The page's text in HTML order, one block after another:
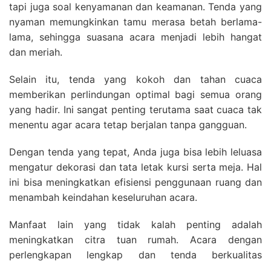
tapi juga soal kenyamanan dan keamanan. Tenda yang
nyaman memungkinkan tamu merasa betah berlama-
lama, sehingga suasana acara menjadi lebih hangat
dan meriah.
Selain itu, tenda yang kokoh dan tahan cuaca
memberikan perlindungan optimal bagi semua orang
yang hadir. Ini sangat penting terutama saat cuaca tak
menentu agar acara tetap berjalan tanpa gangguan.
Dengan tenda yang tepat, Anda juga bisa lebih leluasa
mengatur dekorasi dan tata letak kursi serta meja. Hal
ini bisa meningkatkan efisiensi penggunaan ruang dan
menambah keindahan keseluruhan acara.
Manfaat lain yang tidak kalah penting adalah
meningkatkan citra tuan rumah. Acara dengan
perlengkapan lengkap dan tenda berkualitas